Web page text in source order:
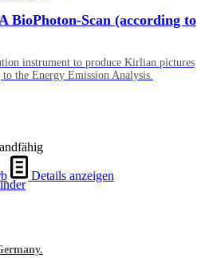
Scan (according to
instrument to produce Kirlian pictures
the Energy Emission Analysis.
Details anzeigen